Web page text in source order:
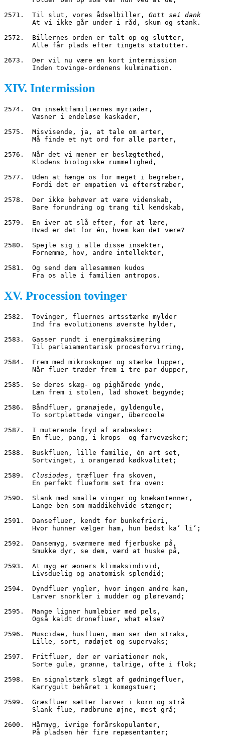
2571.  Til slut, vores ådselbiller, Gott sei dank
       At vi ikke går under i råd, skum og stank.
2572.  Billernes orden er talt op og slutter,
       Alle får plads efter tingets statutter.
2673.  Der vil nu være en kort intermission
       Inden tovinge
-ordenens kulmination.
XIV. Intermission
2574.  Om insektfamiliernes myriader,
       Væsner i endeløse kaskader,
2575.  Misvisende, ja, at tale om arter,
       Må finde et nyt ord for alle parter,
2576.  Når det vi mener er beslægtethed,
       Klodens biologiske rummelighed,
2577.  Uden at hænge os for meget i begreber,
       Fordi det er empatien vi efterstræber,
2578.  Der ikke behøver at være videnskab,
       Bare forundring og trang til kendskab,
2579.  En iver at slå efter, for at lære,
       Hvad er det for én, hvem kan det være?
2580.  Spejle sig i alle disse insekter,
       Fornemme, hov, andre intellekter,
2581.  Og send dem allesammen kudos
       Fra os alle i familien antropos.
XV. Procession tovinger
2582.  Tovinger, fluernes artsstærke mylder
       Ind fra evolutionens øverste hylder,
2583.  Gasser rundt i energimaksimering
       Til parlaiamentarisk procesforvirring,
2584.  Frem med mikroskoper og stærke lupper,
       Når fluer træder frem i tre par dupper,
2585.  Se deres skæg- og pighårede ynde,
       Læn frem i stolen, lad showet begynde;
2586.  Båndfluer, grønøjede, gyldengule,
       To sortplettede vinger, übercoole
2587.  I muterende fryd af arabesker:
       En flue, pang, i krops- og farvevæsker;
2588.  Buskfluen, lille familie, én art set,
       Sortvinget, i orangerød kødkvalitet;
2589. Clusiodes , træfluer fra skoven,
       En perfekt flueform set fra oven:
2590.  Slank med smalle vinger og knækantenner,
       Lange ben som maddikehvide stænger;
2591.  Dansefluer, kendt for bunkefrieri,
       Hvor hunner vælger ham, hun bedst ka’ li’;
2592.  Dansemyg, sværmere med fjerbuske på,
       Smukke dyr, se dem, værd at huske på,
2593.  At myg er æoners klimaksindivid,
       Livsduelig og anatomisk splendid;
2594.  Dyndfluer yngler, hvor ingen andre kan,
       Larver snorkler i mudder og plørevand;
2595.  Mange ligner humlebier med pels,
       Også kaldt dronefluer, what else?
2596.  Muscidae, husfluen, man ser den straks,
       Lille, sort, rødøjet og supervaks;
2597.  Fritfluer, der er variationer nok,
       Sorte gule, grønne, talrige, ofte i flok;
2598.  En signalstærk slægt af gødningefluer,
       Karrygult behåret i komøgstuer;
2599.  Græsfluer sætter larver i korn og strå
       Slank flue, rødbrune øjne, mest grå;
2600.  Hårmyg, ivrige forårskopulanter,
       På pladsen hér fire repæsentanter;